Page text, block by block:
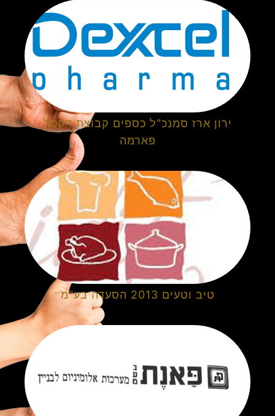
ירון ארז סמנכ"ל כספים קבוצת דקסל
פארמה
טיב וטעים 2013 הסעדה בע"מ